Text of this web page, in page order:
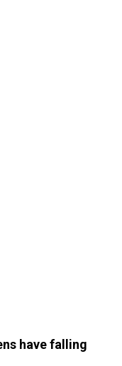
have falling